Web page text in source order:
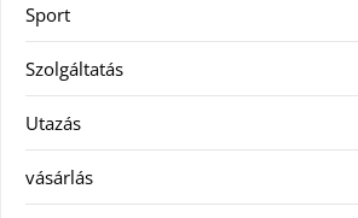
Sport
Szolgáltatás
Utazás
vásárlás